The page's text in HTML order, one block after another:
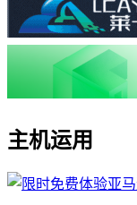
主机运用